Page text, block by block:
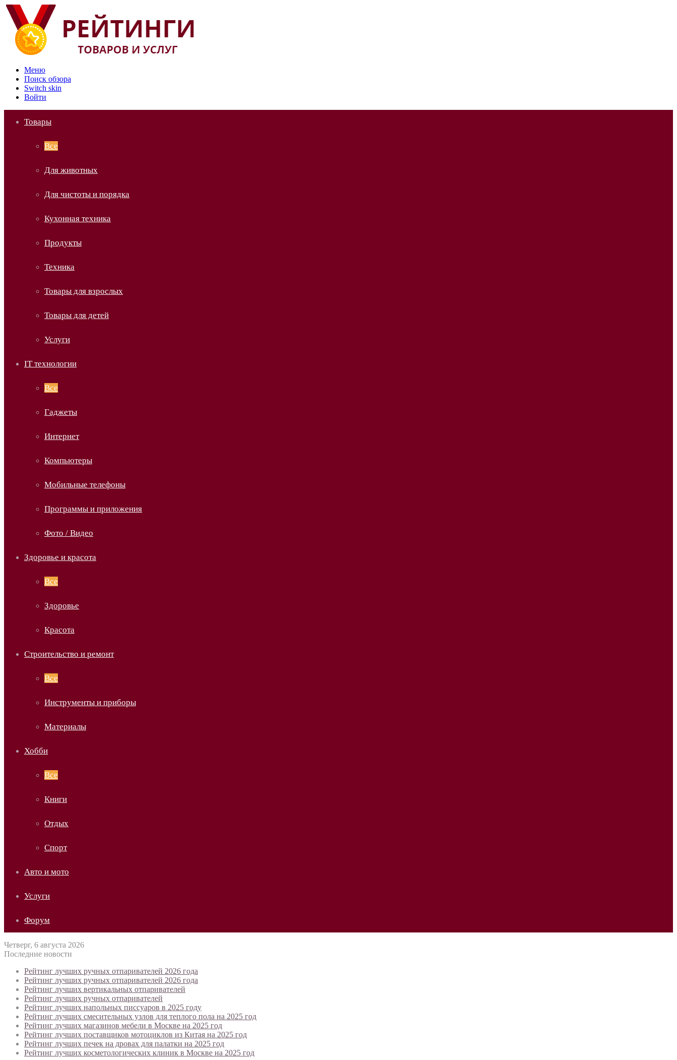
Меню
Поиск обзора
Switch skin
Войти
Товары
Все
Для животных
Для чистоты и порядка
Кухонная техника
Продукты
Техника
Товары для взрослых
Товары для детей
Услуги
IT технологии
Все
Гаджеты
Интернет
Компьютеры
Мобильные телефоны
Программы и приложения
Фото / Видео
Здоровье и красота
Все
Здоровье
Красота
Строительство и ремонт
Все
Инструменты и приборы
Материалы
Хобби
Все
Книги
Отдых
Спорт
Авто и мото
Услуги
Форум
Четверг, 6 августа 2026
Последние новости
Рейтинг лучших ручных отпаривателей 2026 года
Рейтинг лучших ручных отпаривателей 2026 года
Рейтинг лучших вертикальных отпаривателей
Рейтинг лучших ручных отпаривателей
Рейтинг лучших напольных писсуаров в 2025 году
Рейтинг лучших смесительных узлов для теплого пола на 2025 год
Рейтинг лучших магазинов мебели в Москве на 2025 год
Рейтинг лучших поставщиков мотоциклов из Китая на 2025 год
Рейтинг лучших печек на дровах для палатки на 2025 год
Рейтинг лучших косметологических клиник в Москве на 2025 год